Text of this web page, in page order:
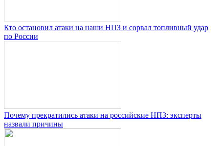
Кто остановил атаки на наши НПЗ и сорвал топливный удар
по России
Почему прекратились атаки на российские НПЗ: эксперты
назвали причины